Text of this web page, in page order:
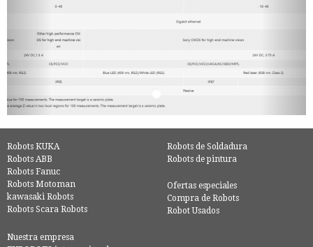
Robots KUKA
Robots ABB
Robots Fanuc
Robots Motoman
kawasaki Robots
Robots Scara Robots
Robots de Soldadura
Robots de pintura
Ofertas especiales
Compra de Robots
Robot Usados
Nuestra empresa